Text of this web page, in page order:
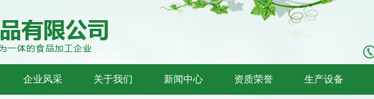
企业风采 关于我们 新闻中心 资质荣誉 生产设备